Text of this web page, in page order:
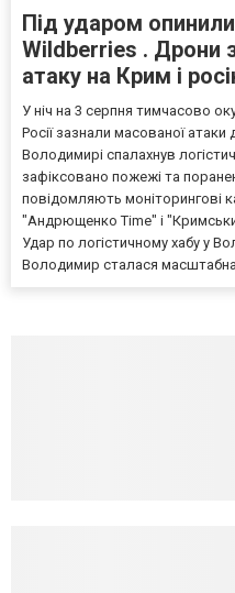
Під ударом
Wildberries . Дрони
атаку на Крим і
У ніч на 3 серпня тимчасово
Росії зазнали масованої атаки
Володимирі спалахнув
зафіксовано пожежі та
повідомляють моніторингові
"Андрющенко Time" і
Удар по логістичному хабу у
Володимир сталася масштабна